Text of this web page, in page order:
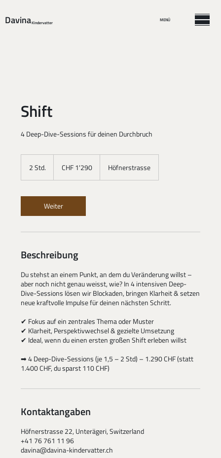
DavinaKindervatter MENÜ
Shift
4 Deep-Dive-Sessions für deinen Durchbruch
2 Std.
d
.
Franken
CHF 1'290 Höfnerstrasse
Weiter
Beschreibung
Du stehst an einem Punkt, an dem du Veränderung willst –
aber noch nicht genau weisst, wie? In 4 intensiven Deep-
Dive-Sessions lösen wir Blockaden, bringen Klarheit & setzen
neue kraftvolle Impulse für deinen nächsten Schritt.
✔ Fokus auf ein zentrales Thema oder Muster
✔ Klarheit, Perspektivwechsel & gezielte Umsetzung
✔ Ideal, wenn du einen ersten großen Shift erleben willst
➡ 4 Deep-Dive-Sessions (je 1,5 – 2 Std) – 1.290 CHF (statt
1.400 CHF, du sparst 110 CHF)
Kontaktangaben
Höfnerstrasse 22, Unterägeri, Switzerland
+41 76 761 11 96
davina@davina-kindervatter.ch